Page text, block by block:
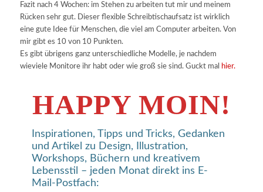
Fazit nach 4 Wochen: im Stehen zu arbeiten tut mir und meinem
Rücken sehr gut. Dieser flexible Schreibtischaufsatz ist wirklich
eine gute Idee für Menschen, die viel am Computer arbeiten. Von
mir gibt es 10 von 10 Punkten.
Es gibt übrigens ganz unterschiedliche Modelle, je nachdem
wieviele Monitore ihr habt oder wie groß sie sind. Guckt mal
hier.
HAPPY MOIN!
Inspirationen, Tipps und Tricks, Gedanken
und Artikel zu Design, Illustration,
Workshops, Büchern und kreativem
Lebensstil – jeden Monat direkt ins E-
Mail-Postfach: